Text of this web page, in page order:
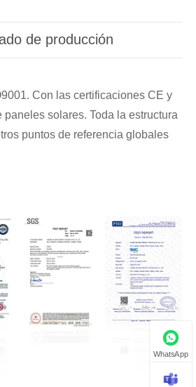
de producción
Con las certificaciones CE y
solares. Toda la estructura
puntos de referencia globales
WhatsApp